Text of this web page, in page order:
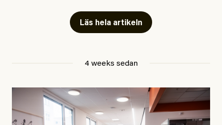
Har du också panik i hettan? Känns det som en
mardröm? Bra, allt annat vore fullständigt orimligt.
att han brukar vara ganska återhållsam när han
september 2023, när de globala temperaturerna för
månaden visade sig vara hela 0,5 °C varmare än någon
tidigare septembermånad – har han blivit chockad.
Läs hela artikeln
4 weeks sedan